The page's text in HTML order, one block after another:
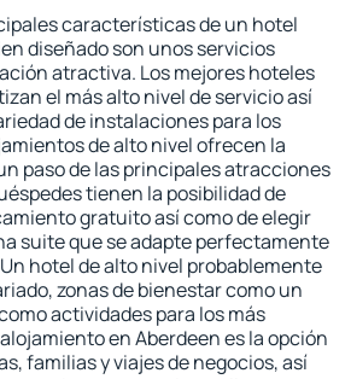
características de un hotel
diseñado son unos servicios
atractiva. Los mejores hoteles
el más alto nivel de servicio así
de instalaciones para los
de alto nivel ofrecen la
paso de las principales atracciones
tienen la posibilidad de
gratuito así como de elegir
suite que se adapte perfectamente
hotel de alto nivel probablemente
zonas de bienestar como un
actividades para los más
en Aberdeen es la opción
familias y viajes de negocios, así